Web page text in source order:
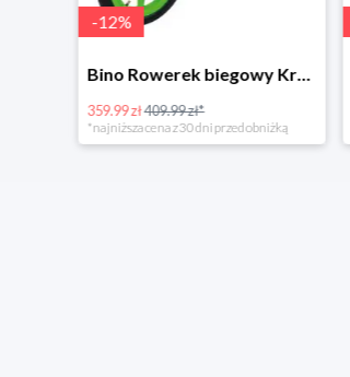
-12%
Bino Rowerek biegowy Krecik
359.99 zł409.99 zł*
*najniższa cena z 30 dni przed obniżką